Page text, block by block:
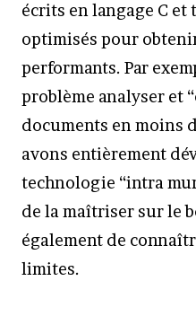
écrits en langage C et
optimisés pour
performants. Par
problème analyser et
documents en moins
avons entièrement
technologie “intra
de la maîtriser sur le
également de
limites.